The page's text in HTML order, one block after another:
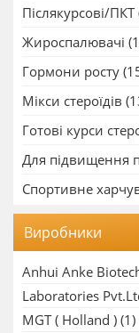
Післякурсові/ПКТ
Жироспалювачі
Гормони росту
Мікси стероїдів
Готові курси
Для підвищення
Спортивне
Виробники
Anhui Anke
Laboratories
MGT ( Holland ) (1)